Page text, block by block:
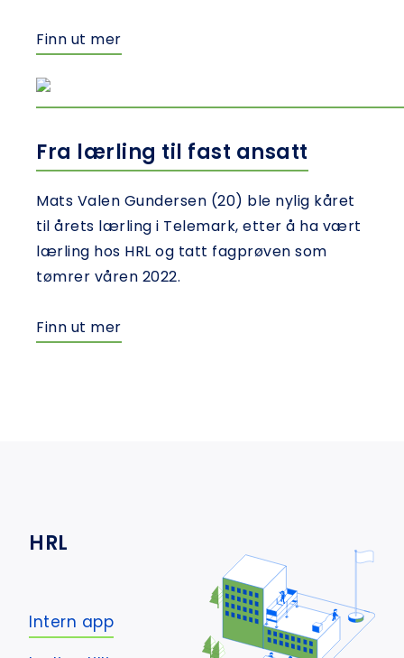
Finn ut mer
Fra lærling til fast ansatt
Mats Valen Gundersen (20) ble nylig kåret
til årets lærling i Telemark, etter å ha vært
lærling hos HRL og tatt fagprøven som
tømrer våren 2022.
Finn ut mer
HRL
Intern app